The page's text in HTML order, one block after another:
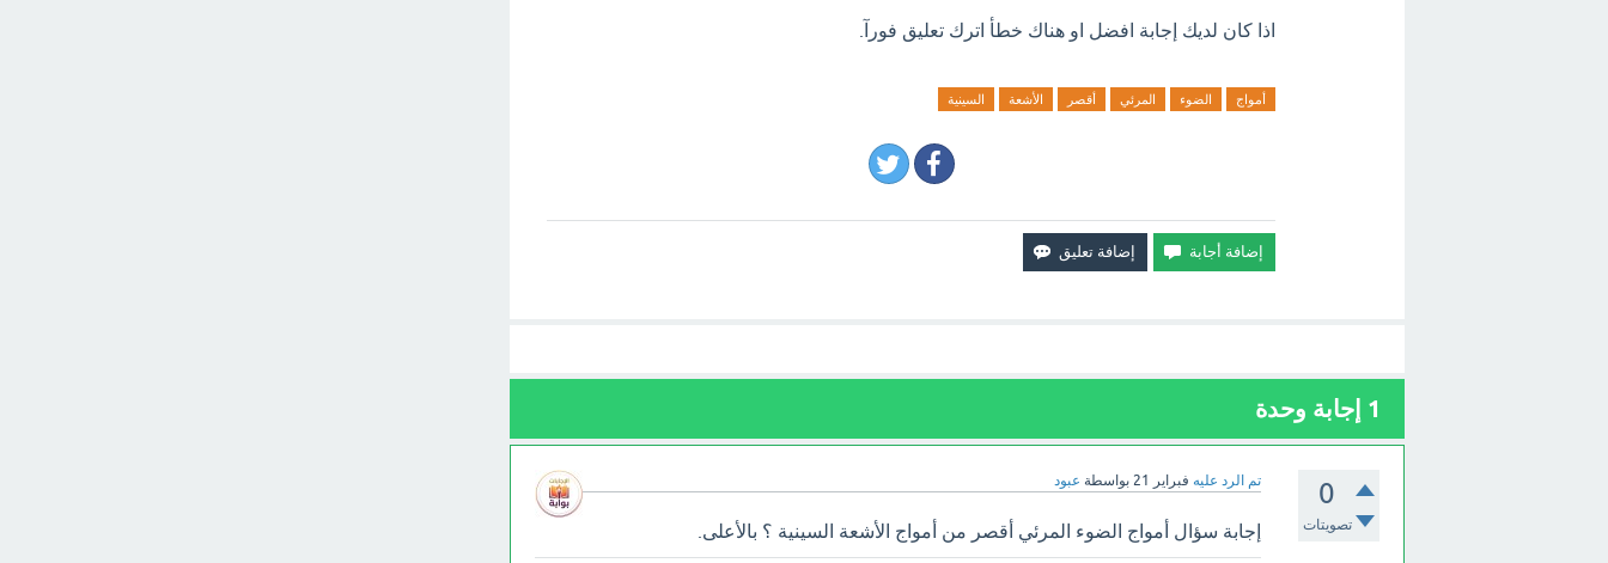
اذا كان لديك إجابة افضل او هناك خطأ اترك تعليق فورآ.
أمواج الضوء المرئي أقصر الأشعة السينية
1 إجابة وحدة
0
تصويتات
تم الرد عليه فبراير 21 بواسطة عبود
إجابة سؤال أمواج الضوء المرئي أقصر من أمواج الأشعة السينية ؟ بالأعلى.